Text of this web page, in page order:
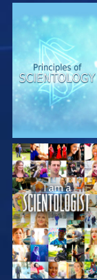
בדוק את הסדרה
צפה